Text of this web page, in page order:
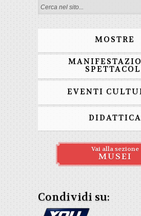
Form di ricerca
MOSTRE
EVENTI
DIDATTICA
Vai alla sezione
MUSEI
Condividi su: